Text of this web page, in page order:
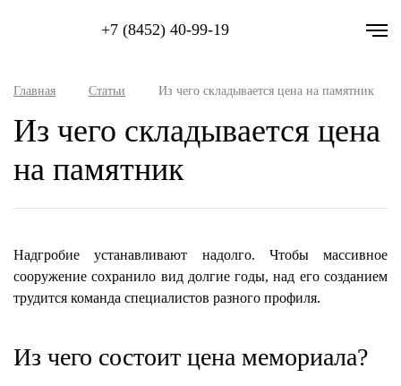
+7 (8452) 40-99-19
Главная Статьи Из чего складывается цена на памятник
Из чего складывается цена
на памятник
Надгробие устанавливают надолго. Чтобы массивное
сооружение сохранило вид долгие годы, над его созданием
трудится команда специалистов разного профиля.
Из чего состоит цена мемориала?